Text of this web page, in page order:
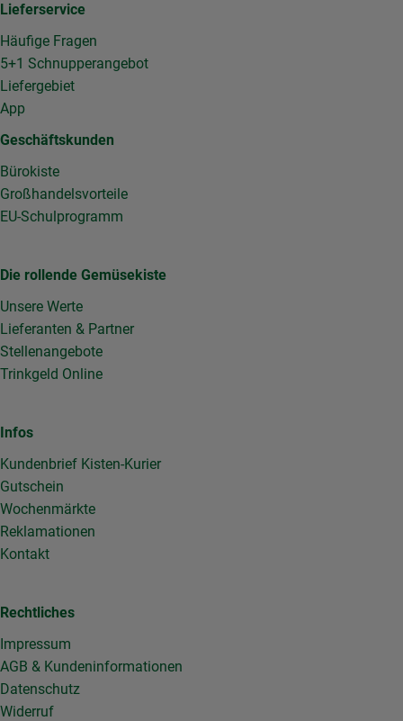
Lieferservice
Häufige Fragen
5+1 Schnupperangebot
Liefergebiet
App
Geschäftskunden
Bürokiste
Großhandelsvorteile
EU-Schulprogramm
Die rollende Gemüsekiste
Unsere Werte
Lieferanten & Partner
Stellenangebote
Trinkgeld Online
Infos
Kundenbrief Kisten-Kurier
Gutschein
Wochenmärkte
Reklamationen
Kontakt
Rechtliches
Impressum
AGB & Kundeninformationen
Datenschutz
Widerruf